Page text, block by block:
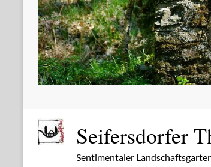
Seifersdorfer
Sentimentaler